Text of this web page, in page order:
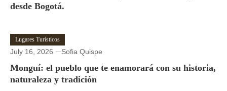
desde Bogotá.
Lugares Turísticos
July 16, 2026 Sofia Quispe
Monguí: el pueblo que te enamorará con su historia,
naturaleza y tradición